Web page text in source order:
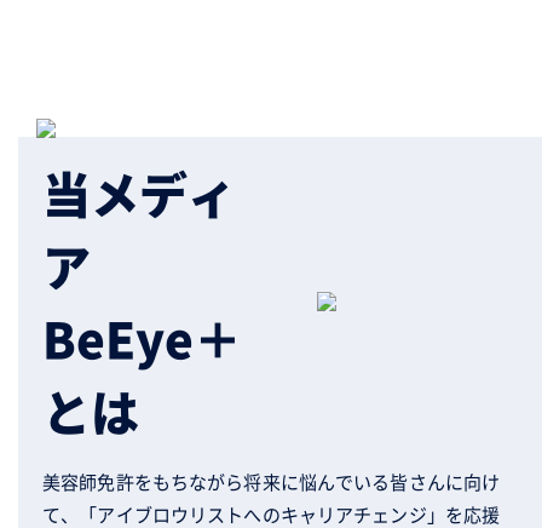
当メディ
ア
BeEye＋
とは
美容師免許をもちながら将来に悩んでいる皆さんに向け
て、「アイブロウリストへのキャリアチェンジ」を応援